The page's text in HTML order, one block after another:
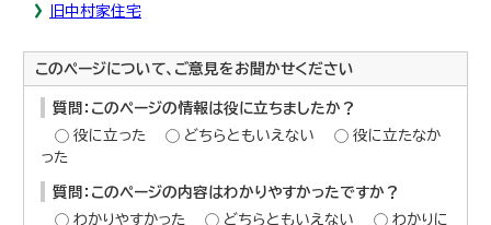
旧中村家住宅
このページについて、ご意見をお聞かせください
質問：このページの情報は役に立ちましたか？
役に立った
どちらともいえない
役に立たなか
った
質問：このページの内容はわかりやすかったですか？
わかりやすかった
どちらともいえない
わかりに